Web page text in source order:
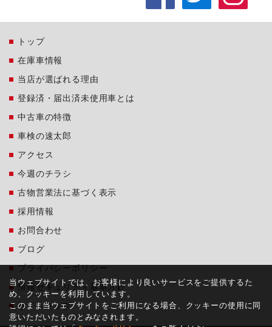
トップ
在庫車情報
当店が選ばれる理由
登録済・届出済未使用車とは
中古車の特徴
車検の速太郎
アクセス
今週のチラシ
古物営業法に基づく表示
採用情報
お問合わせ
ブログ
プライバシーポリシー
情報セキュリティ基本方針
サイトマップ
当ウェブサイトでは、お客様により良いサービスをご提供するた
め、クッキーを利用しています。
このまま当ウェブサイトをご利用になる場合、クッキーの使用に同
意いただいたものとみなされます。